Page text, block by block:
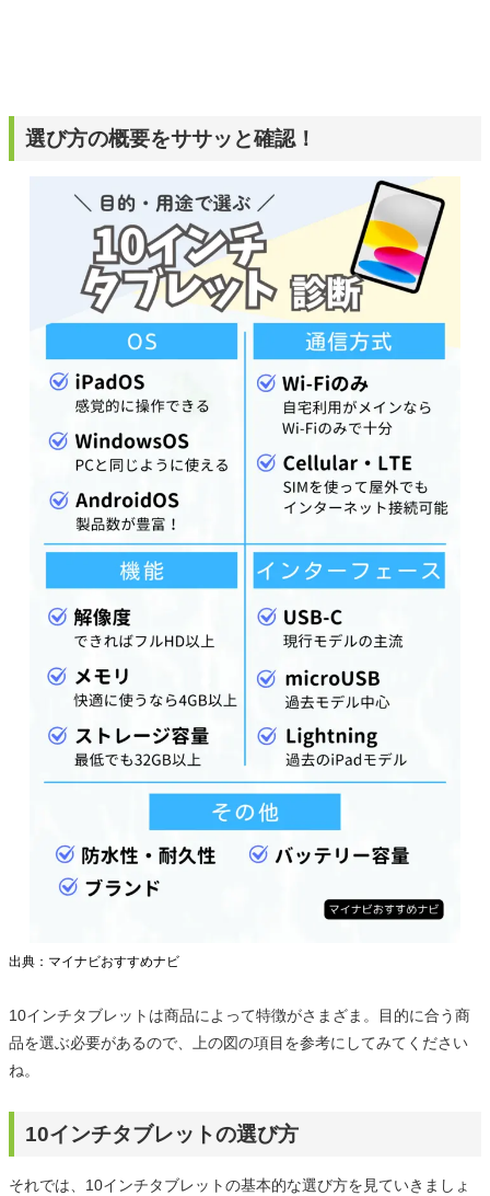
選び方の概要をササッと確認！
出典：マイナビおすすめナビ
10インチタブレットは商品によって特徴がさまざま。目的に合う商
品を選ぶ必要があるので、上の図の項目を参考にしてみてください
ね。
10インチタブレットの選び方
それでは、10インチタブレットの基本的な選び方を見ていきましょ